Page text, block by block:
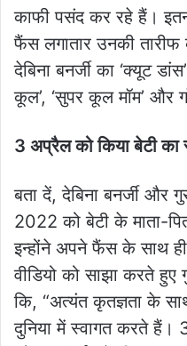
काफी पसंद कर रहे हैं।
फैंस लगातार उनकी
देबिना बनर्जी का ‘क्यूट
कूल’, ‘सुपर कूल मॉम’ और
3 अप्रैल को किया बेटी का
बता दें, देबिना बनर्जी और
2022 को बेटी के माता-
इन्होंने अपने फैंस के साथ
वीडियो को साझा करते
कि, “अत्यंत कृतज्ञता के
दुनिया में स्वागत करते